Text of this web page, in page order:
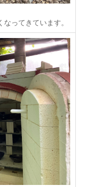
ってきています。